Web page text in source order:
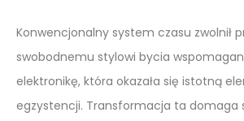
Konwencjonalny system czasu zwolnił
swobodnemu stylowi bycia
elektronikę, która okazała się istotną
egzystencji. Transformacja ta domaga